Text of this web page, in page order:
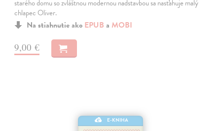
starého domu so zvláštnou modernou nadstavbou sa nasťahuje malý
chlapec Oliver.
Na stiahnutie ako EPUB a MOBI
9,00 €
E-KNIHA